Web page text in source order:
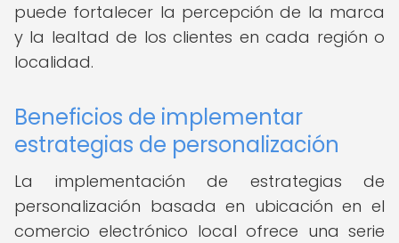
puede fortalecer la percepción de la marca
y la lealtad de los clientes en cada región o
localidad.
Beneficios de implementar
estrategias de personalización
La implementación de estrategias de
personalización basada en ubicación en el
comercio electrónico local ofrece una serie